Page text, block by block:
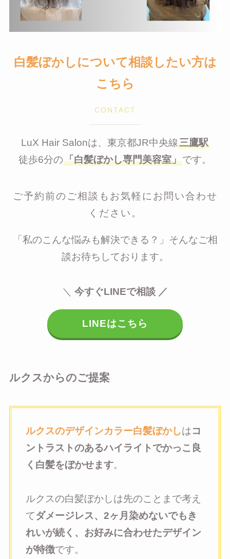
白髪ぼかしについて相談したい方は
こちら
CONTACT
LuX Hair Salonは、東京都JR中央線三鷹駅
徒歩6分の「白髪ぼかし専門美容室」です。
ご予約前のご相談もお気軽にお問い合わせ
ください。
「私のこんな悩みも解決できる？」そんなご相
談お待ちしております。
＼ 今すぐLINEで相談 ／
LINEはこちら
ルクスからのご提案
ルクスのデザインカラー白髪ぼかしは コ
ントラストのあるハイライトでかっこ良
く白髪をぼかせます。
ルクスの白髪ぼかしは先のことまで考え
てダメージレス、2ヶ月染めないでもき
れいが続く、お好みに合わせたデザイン
が特徴です。